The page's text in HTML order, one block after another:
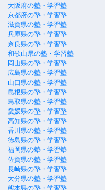
大阪府の塾・学習塾
京都府の塾・学習塾
滋賀県の塾・学習塾
兵庫県の塾・学習塾
奈良県の塾・学習塾
和歌山県の塾・学習塾
岡山県の塾・学習塾
広島県の塾・学習塾
山口県の塾・学習塾
島根県の塾・学習塾
鳥取県の塾・学習塾
愛媛県の塾・学習塾
高知県の塾・学習塾
香川県の塾・学習塾
徳島県の塾・学習塾
福岡県の塾・学習塾
佐賀県の塾・学習塾
長崎県の塾・学習塾
大分県の塾・学習塾
熊本県の塾・学習塾